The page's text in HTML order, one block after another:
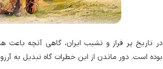
در تاریخ پر فراز و نشیب ایران، گاهی آنچه
بوده است. دور ماندن از این خطرات گاه تبدیل به